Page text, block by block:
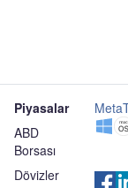
Piyasalar
ABD
Borsası
Dövizler